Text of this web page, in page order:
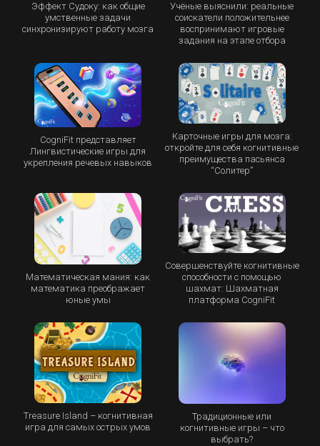
Эффект Судоку: как общие
умственные задачи
синхронизируют работу мозга
Учёные выяснили: реальные
соискатели положительнее
воспринимают игровые
задания на этапе отбора
CogniFit представляет
Лингвистические игры для
укрепления речевых навыков
Карточные игры для мозга:
откройте для себя когнитивные
преимущества пасьянса
“Cолитер”
Математическая мания: как
математика преображает
юные умы
Совершенствуйте когнитивные
способности с помощью
шахмат: Шахматная
платформа CogniFit
Treasure Island – когнитивная
игра для самых острых умов
Традиционные или
когнитивные игры – что
выбрать?